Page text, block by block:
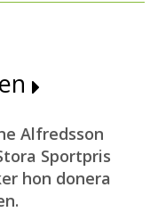
Alfredsson
Sportpris
hon donera